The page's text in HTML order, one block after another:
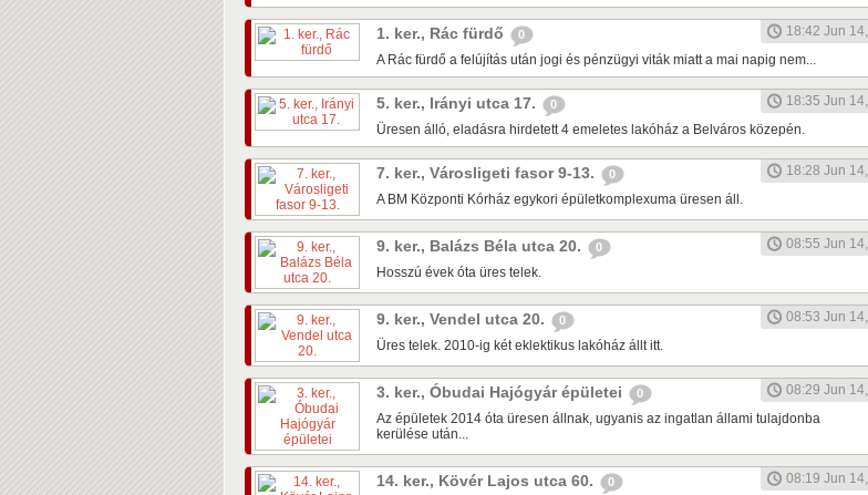
1. ker., Rác fürdő 0
18:42 Jun
A Rác fürdő a felújítás után jogi és pénzügyi viták miatt a mai napig nem...
5. ker., Irányi utca 17. 0
18:35 Jun
Üresen álló, eladásra hirdetett 4 emeletes lakóház a Belváros közepén.
7. ker., Városligeti fasor 9-13. 0
18:28 Jun
A BM Központi Kórház egykori épületkomplexuma üresen áll.
9. ker., Balázs Béla utca 20. 0
08:55 Jun
Hosszú évek óta üres telek.
9. ker., Vendel utca 20. 0
08:53 Jun
Üres telek. 2010-ig két eklektikus lakóház állt itt.
3. ker., Óbudai Hajógyár épületei 0
08:29 Jun
Az épületek 2014 óta üresen állnak, ugyanis az ingatlan állami tulajdonba
kerülése után...
14. ker., Kövér Lajos utca 60. 0
08:19 Jun